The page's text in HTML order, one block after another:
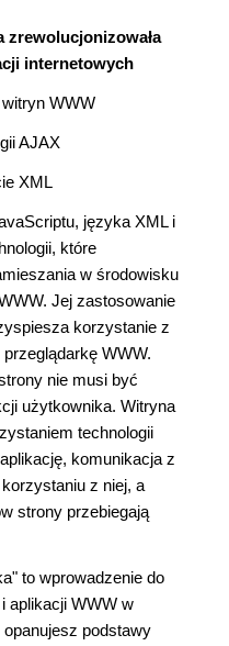
zrewolucjonizowała
internetowych
WWW
AJAX
XML
języka XML i
które
w środowisku
Jej zastosowanie
korzystanie z
WWW.
nie musi być
użytkownika. Witryna
technologii
komunikacja z
z niej, a
strony przebiegają
to wprowadzenie do
aplikacji WWW w
podstawy